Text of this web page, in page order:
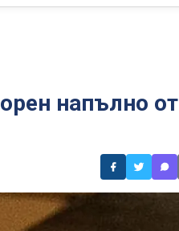
напълно от